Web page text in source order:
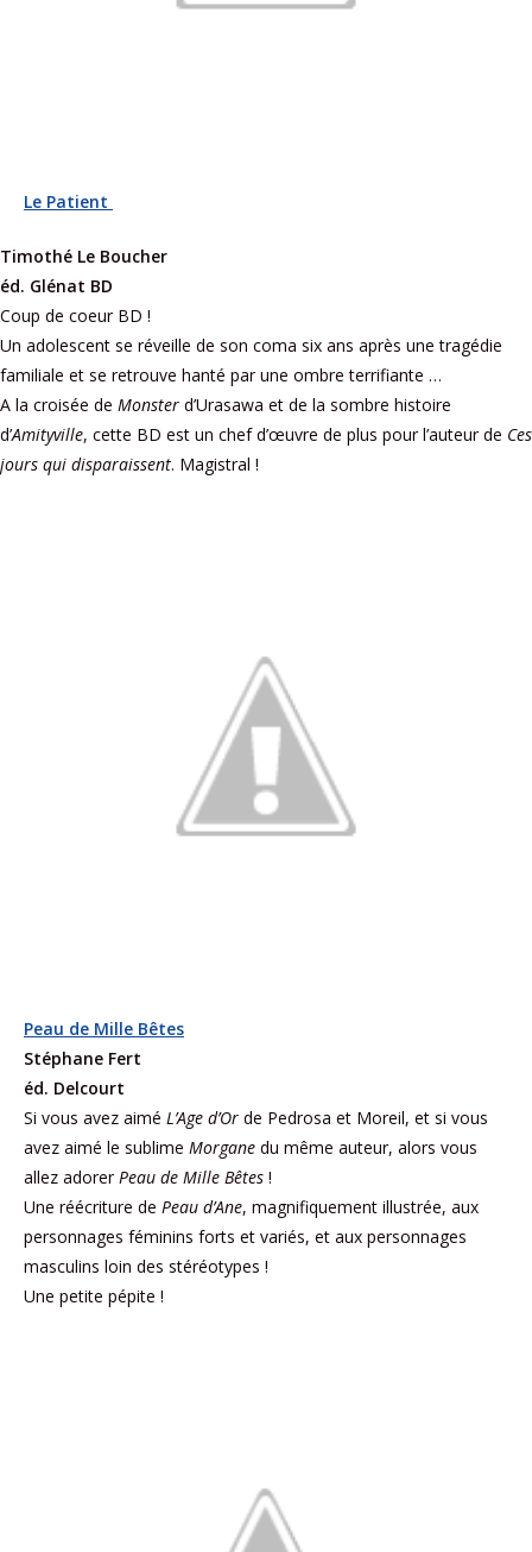
Le Patient
Timothé Le Boucher
éd. Glénat BD
Coup de coeur BD !
Un adolescent se réveille de son coma six ans après une tragédie
familiale et se retrouve hanté par une ombre terrifiante …
A la croisée de Monster d’Urasawa et de la sombre histoire
d’Amityville, cette BD est un chef d’œuvre de plus pour l’auteur de Ces
jours qui disparaissent. Magistral !
Peau de Mille Bêtes
Stéphane Fert
éd. Delcourt
Si vous avez aimé L’Age d’Or de Pedrosa et Moreil, et si vous
avez aimé le sublime Morgane du même auteur, alors vous
allez adorerPeau de Mille Bêtes !
Une réécriture de Peau d’Ane, magnifiquement illustrée, aux
personnages féminins forts et variés, et aux personnages
masculins loin des stéréotypes !
Une petite pépite !